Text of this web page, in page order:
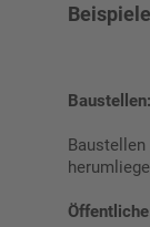
Baustellen: